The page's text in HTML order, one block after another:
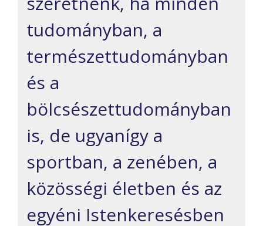
tudományban, a
természettudományban
és a
bölcsészettudományban
is, de ugyanígy a
sportban, a zenében, a
közösségi életben és az
egyéni Istenkeresésben